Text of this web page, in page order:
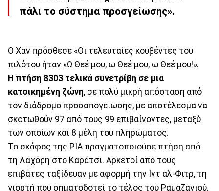
πάλι το σύστημα προσγείωσης».
Ο Χαν πρόσθεσε «Οι τελευταίες κουβέντες του
πιλότου ήταν «Ω Θεέ μου, ω Θεέ μου, ω Θεέ μου!».
Η πτήση 8303 τελικά συνετρίβη σε μια
κατοικημένη ζώνη, σε πολύ μικρή απόσταση από
τον διάδρομο προσαπογείωσης, με αποτέλεσμα να
σκοτωθούν 97 από τους 99 επιβαίνοντες, μεταξύ
των οποίων και 8 μέλη του πληρώματος.
Το σκάφος της PIA πραγματοποιούσε πτήση από
τη Λαχόρη στο Καράτσι. Αρκετοί από τους
επιβάτες ταξίδευαν με αφορμή την Ιντ αλ-Φιτρ, τη
γιορτή που σηματοδοτεί το τέλος του Ραμαζανιού.